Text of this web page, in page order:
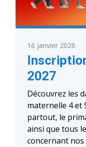
16 janvier 2026
2027
Découvrez les
maternelle 4 et
partout, le
ainsi que tous
concernant nos